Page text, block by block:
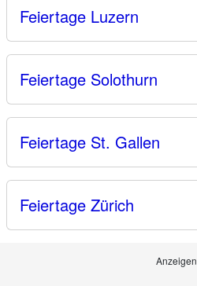
Feiertage Luzern
Feiertage Solothurn
Feiertage St. Gallen
Feiertage Zürich
Anzeigen